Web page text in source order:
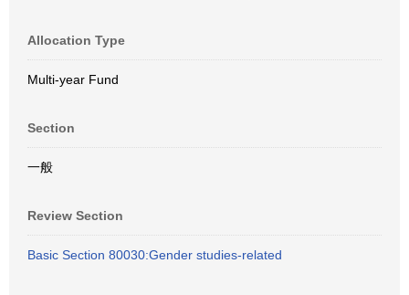
Allocation Type
Multi-year Fund
Section
一般
Review Section
Basic Section 80030:Gender studies-related